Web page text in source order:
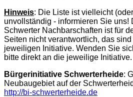
Hinweis: Die Liste ist vielleicht
unvollständig - informieren Sie uns!
Schwerter Nachbarschaften ist für
Seiten nicht verantwortlich, das
jeweiligen Initiative. Wenden Sie
bitte direkt an die jeweilige Initiative.
Bürgerinitiative Schwerterheide:
Neubaugebiet auf der
http://bi-schwerterheide.de